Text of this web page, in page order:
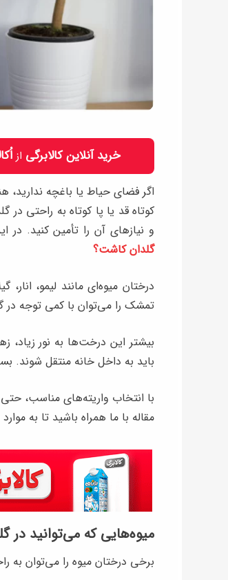
خرید آنلاین کالابرگی از
اگر فضای حیاط یا باغچه ندارید،
کوتاه ‌قد یا پا کوتاه به‌ راحتی
و نیازهای آن را تأمین کنید. در
گلدان کاشت؟
درختان میوه‌ای مانند لیمو،
تمشک را می‌توان با کمی توجه در
بیشتر این درخت‌ها به نور زیاد،
باید به داخل خانه منتقل شوند.
با انتخاب واریته‌های مناسب،
مقاله با ما همراه باشید تا به
میوه‌هایی که می‌توانید در
برخی درختان میوه را می‌توان به‌